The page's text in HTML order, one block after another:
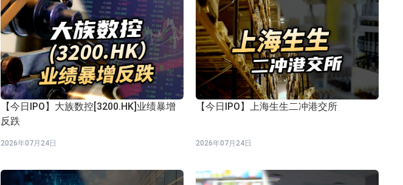
【今日IPO】大族数控[3200.HK]业绩暴增
反跌
2026年07月24日
【今日IPO】上海生生二冲港交所
2026年07月24日